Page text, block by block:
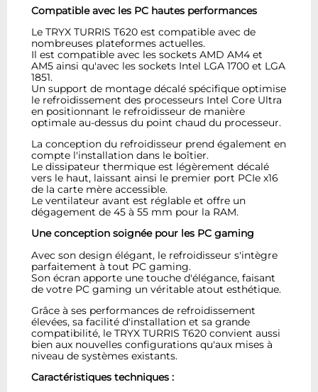
Compatible avec les PC hautes performances
Le TRYX TURRIS T620 est compatible avec de
nombreuses plateformes actuelles.
Il est compatible avec les sockets AMD AM4 et
AM5 ainsi qu'avec les sockets Intel LGA 1700 et LGA
1851.
Un support de montage décalé spécifique optimise
le refroidissement des processeurs Intel Core Ultra
en positionnant le refroidisseur de manière
optimale au-dessus du point chaud du processeur.
La conception du refroidisseur prend également en
compte l'installation dans le boîtier.
Le dissipateur thermique est légèrement décalé
vers le haut, laissant ainsi le premier port PCIe x16
de la carte mère accessible.
Le ventilateur avant est réglable et offre un
dégagement de 45 à 55 mm pour la RAM.
Une conception soignée pour les PC gaming
Avec son design élégant, le refroidisseur s'intègre
parfaitement à tout PC gaming.
Son écran apporte une touche d'élégance, faisant
de votre PC gaming un véritable atout esthétique.
Grâce à ses performances de refroidissement
élevées, sa facilité d'installation et sa grande
compatibilité, le TRYX TURRIS T620 convient aussi
bien aux nouvelles configurations qu'aux mises à
niveau de systèmes existants.
Caractéristiques techniques :